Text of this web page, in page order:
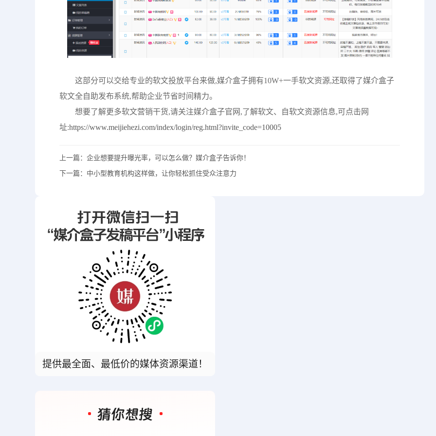
这部分可以交给专业的软文投放平台来做,媒介盒子拥有10W+一手软文资源,还取得了媒介盒子
软文全自助发布系统,帮助企业节省时间精力。
想要了解更多软文营销干货,请关注媒介盒子官网,了解软文、自软文资源信息,可点击网
址:https://www.meijiehezi.com/index/login/reg.html?invite_code=10005
上一篇： 企业想要提升曝光率，可以怎么做？媒介盒子告诉你！
下一篇： 中小型教育机构这样做，让你轻松抓住受众注意力
提供最全面、最低价的媒体资源渠道！